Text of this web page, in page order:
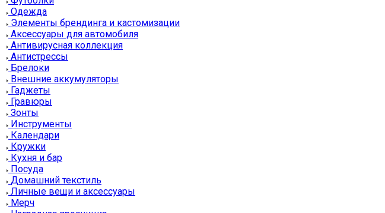
Одежда
Элементы брендинга и кастомизации
Аксессуары для автомобиля
Антивирусная коллекция
Антистрессы
Брелоки
Внешние аккумуляторы
Гаджеты
Гравюры
Зонты
Инструменты
Календари
Кружки
Кухня и бар
Посуда
Домашний текстиль
Личные вещи и аксессуары
Мерч